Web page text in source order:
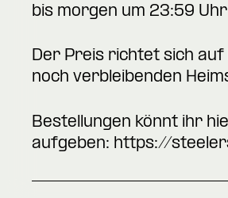
bis morgen um 23:59
Der Preis richtet sich auf
noch verbleibenden
Bestellungen könnt ihr
aufgeben: https://